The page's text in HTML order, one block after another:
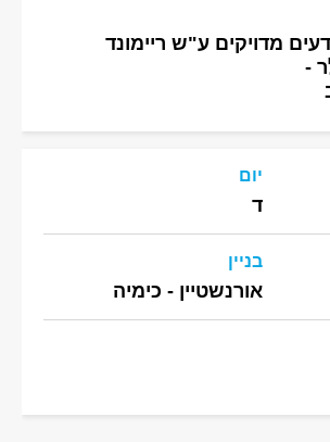
מדויקים ע"ש ריימונד
-
יום
ד
בניין
אורנשטיין - כימיה